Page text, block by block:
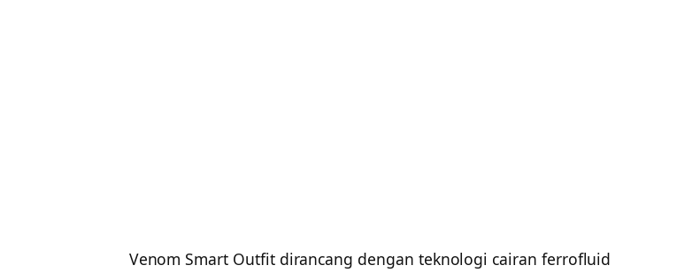
Venom Smart Outfit dirancang dengan teknologi cairan ferrofluid